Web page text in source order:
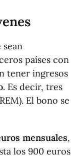
sean
países con
tener ingresos
. Es decir, tres
El bono se
mensuales,
los 900 euros